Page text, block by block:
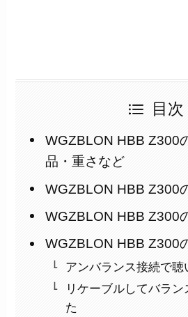
目次
WGZBLON HBB Z300
品・重さなど
WGZBLON HBB Z300
WGZBLON HBB Z300
WGZBLON HBB Z300
アンバランス接続で聴
リケーブルしてバラ
た